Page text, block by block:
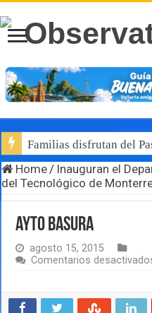
Familias disfrutan del
Home/ Inauguran el
del Tecnológico de
ayto basura
agosto 15, 2015
Comentarios